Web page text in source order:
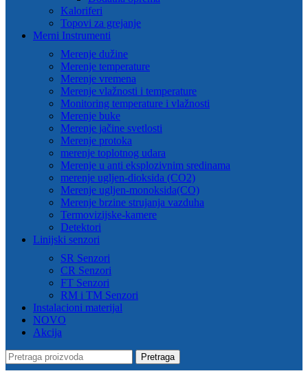
Kaloriferi
Topovi za grejanje
Merni Instrumenti
Merenje dužine
Merenje temperature
Merenje vremena
Merenje vlažnosti i temperature
Monitoring temperature i vlažnosti
Merenje buke
Merenje jačine svetlosti
Merenje protoka
merenje toplotnog udara
Merenje u anti eksplozivnim sredinama
merenje ugljen-dioksida (CO2)
Merenje ugljen-monoksida(CO)
Merenje brzine strujanja vazduha
Termovizijske-kamere
Detektori
Linijski senzori
SR Senzori
CR Senzori
FT Senzori
RM i TM Senzori
Instalacioni materijal
NOVO
Akcija
Pretraga